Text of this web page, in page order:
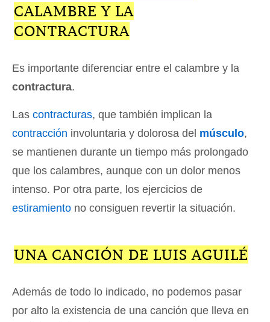
CALAMBRE Y LA
CONTRACTURA
Es importante diferenciar entre el calambre y la
contractura.
Las contracturas, que también implican la
contracción involuntaria y dolorosa del músculo,
se mantienen durante un tiempo más prolongado
que los calambres, aunque con un dolor menos
intenso. Por otra parte, los ejercicios de
estiramiento no consiguen revertir la situación.
UNA CANCIÓN DE LUIS AGUILÉ
Además de todo lo indicado, no podemos pasar
por alto la existencia de una canción que lleva en